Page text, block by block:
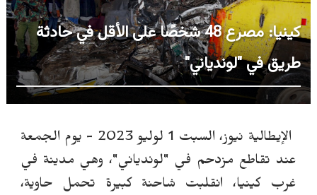
كينيا: مصرع 48 شخصًا على الأقل في حادثة
طريق في "لوندياني"
الإيطالية نيوز، السبت 1 لوليو 2023 -
يوم الجمعة
عند تقاطع مزدحم في "لوندياني"، وهي مدينة في
غرب كينيا،
انقلبت شاحنة كبيرة تحمل حاوية،